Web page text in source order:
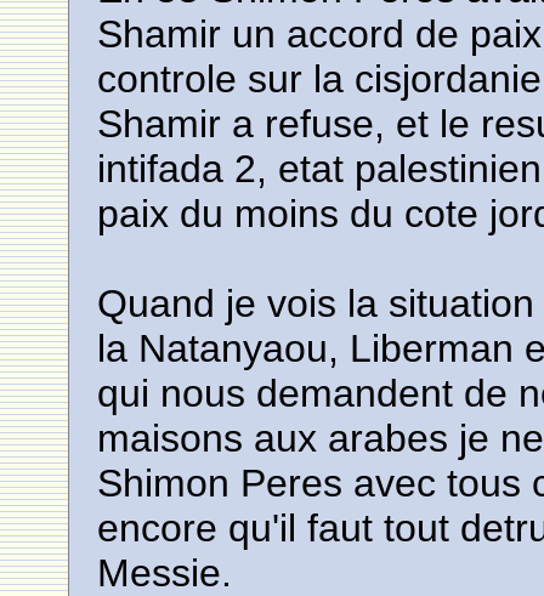
Shamir un accord de
controle sur la
Shamir a refuse, et le
intifada 2, etat
paix du moins du cote
Quand je vois la
la Natanyaou, Liberman
qui nous demandent de
maisons aux arabes je
Shimon Peres avec tous
encore qu'il faut tout
Messie.